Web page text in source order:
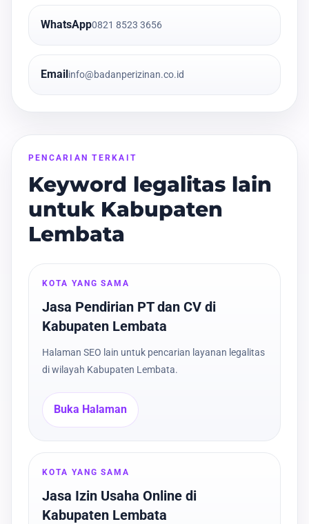
WhatsApp0821 8523 3656
Email info@badanperizinan.co.id
PENCARIAN TERKAIT
Keyword legalitas lain
untuk Kabupaten
Lembata
KOTA YANG SAMA
Jasa Pendirian PT dan CV di
Kabupaten Lembata
Halaman SEO lain untuk pencarian layanan legalitas
di wilayah Kabupaten Lembata.
Buka Halaman
KOTA YANG SAMA
Jasa Izin Usaha Online di
Kabupaten Lembata